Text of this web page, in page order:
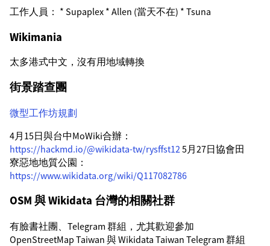
工作人員： * Supaplex * Allen (當天不在) * Tsuna
Wikimania
太多港式中文，沒有用地域轉換
街景踏查團
微型工作坊規劃
4月15日與台中MoWiki合辦：
https://hackmd.io/@wikidata-tw/rysffst125月27日協會田
寮惡地地質公園：
https://www.wikidata.org/wiki/Q117082786
OSM 與 Wikidata 台灣的相關社群
有臉書社團、Telegram 群組，尤其歡迎參加
OpenStreetMap Taiwan 與 Wikidata Taiwan Telegram 群組